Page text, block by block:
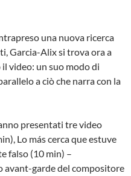
una nuova ricerca
Garcia-Alix si trova ora a
video: un suo modo di
a ciò che narra con la
presentati tre video
Lo más cerca que estuve
falso (10 min) –
avant-garde del compositore